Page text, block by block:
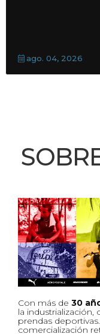
ago. 04, 2026
Con más de 30
la
prendas
comercialización